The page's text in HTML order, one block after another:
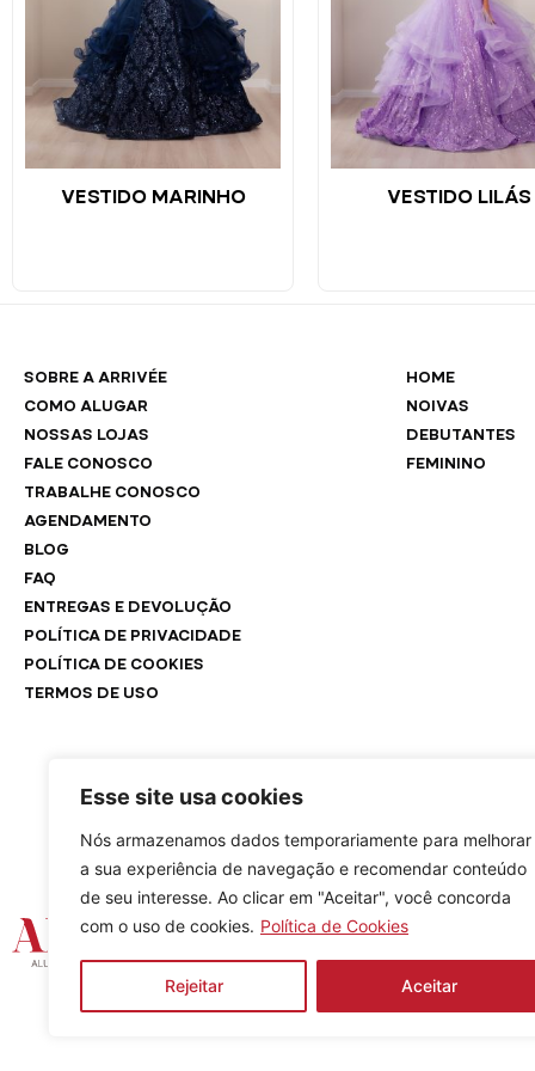
Esse site usa cookies
Nós armazenamos dados temporariamente para melhorar
a sua experiência de navegação e recomendar conteúdo
de seu interesse. Ao clicar em "Aceitar", você concorda
com o uso de cookies. Política de Cookies
Rejeitar Aceitar
VESTIDO MARINHO VESTIDO LILÁS
SOBRE A ARRIVÉE
COMO ALUGAR
NOSSAS LOJAS
FALE CONOSCO
TRABALHE CONOSCO
AGENDAMENTO
BLOG
FAQ
ENTREGAS E DEVOLUÇÃO
POLÍTICA DE PRIVACIDADE
POLÍTICA DE COOKIES
TERMOS DE USO
HOME
NOIVAS
DEBUTANTES
FEMININO